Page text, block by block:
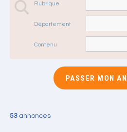
Rubrique
Département
Contenu
PASSER MON
53 annonces